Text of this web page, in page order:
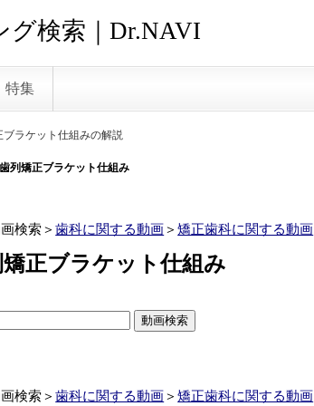
グ検索｜Dr.NAVI
特集
ブラケット仕組みの解説
歯列矯正ブラケット仕組み
検索＞歯科に関する動画＞矯正歯科に関する動画
正ブラケット仕組み
検索＞歯科に関する動画＞矯正歯科に関する動画